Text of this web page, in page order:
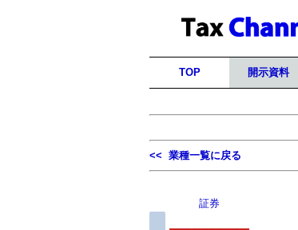
TOP 開示資料
<< 業種一覧に戻る